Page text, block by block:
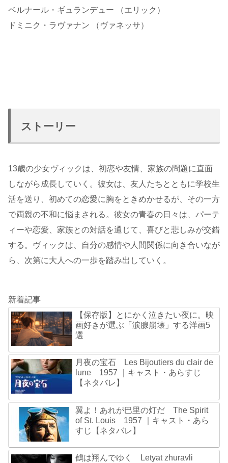
ベルナール・ギュランデュー （エリック）
ドミニク・ラヴァナン （ヴァネッサ）
ストーリー
13歳の少女ヴィックは、初恋や友情、家族の問題に直面
しながら成長していく。彼女は、友人たちとともに学校生
活を送り、初めての恋愛に胸をときめかせるが、その一方
で両親の不和に悩まされる。彼女の青春の日々は、パーテ
ィーや恋愛、家族との対話を通じて、喜びと悲しみが交錯
する。ヴィックは、自分の感情や人間関係に向き合いなが
ら、次第に大人への一歩を踏み出していく。
新着記事
【保存版】とにかく泣きたい夜に。映
画好きが選ぶ「涙腺崩壊」する洋画5
選
月夜の宝石 Les Bijoutiers du clair de
lune 1957 ｜キャスト・あらすじ
【ネタバレ】
翼よ！あれが巴里の灯だ The Spirit
of St. Louis 1957 ｜キャスト・あら
すじ【ネタバレ】
鶴は翔んでゆく Letyat zhuravli